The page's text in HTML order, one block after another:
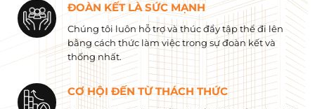
ĐOÀN KẾT LÀ SỨC MẠNH
Chúng tôi luôn hỗ trợ và thúc đẩy tập thể đi lên
bằng cách thức làm việc trong sự đoàn kết và
thống nhất.
CƠ HỘI ĐẾN TỪ THÁCH THỨC